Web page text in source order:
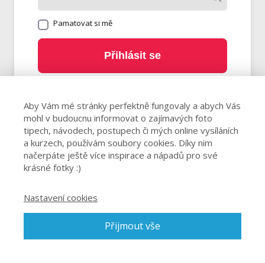
Pamatovat si mě
Přihlásit se
Aby Vám mé stránky perfektně fungovaly a abych Vás
mohl v budoucnu informovat o zajímavých foto
tipech, návodech, postupech či mých online vysíláních
a kurzech, používám soubory cookies. Díky nim
načerpáte ještě více inspirace a nápadů pro své
krásné fotky :)
Nastavení cookies
Přijmout vše